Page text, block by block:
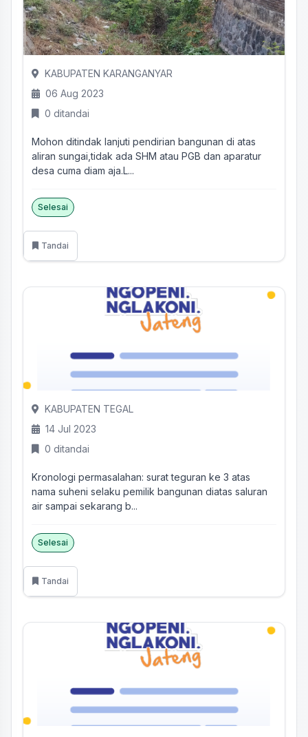
KABUPATEN KARANGANYAR
06 Aug 2023
0 ditandai
Mohon ditindak lanjuti pendirian bangunan di atas
aliran sungai,tidak ada SHM atau PGB dan aparatur
desa cuma diam aja.L...
Selesai
Tandai
KABUPATEN TEGAL
14 Jul 2023
0 ditandai
Kronologi permasalahan: surat teguran ke 3 atas
nama suheni selaku pemilik bangunan diatas saluran
air sampai sekarang b...
Selesai
Tandai